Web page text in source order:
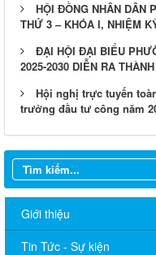
HỘI ĐỒNG NHÂN DÂN
THỨ 3 – KHÓA I, NHIỆM
ĐẠI HỘI ĐẠI BIỂU
2025-2030 DIỄN RA
Hội nghị trực tuyến
trưởng đầu tư công năm
Giới thiệu
Tin Tức - Sự kiện